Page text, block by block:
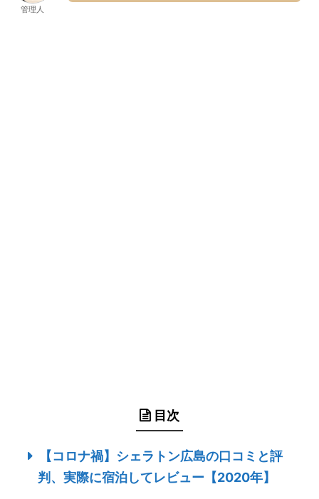
管理人
目次
【コロナ禍】シェラトン広島の口コミと評
判、実際に宿泊してレビュー【2020年】